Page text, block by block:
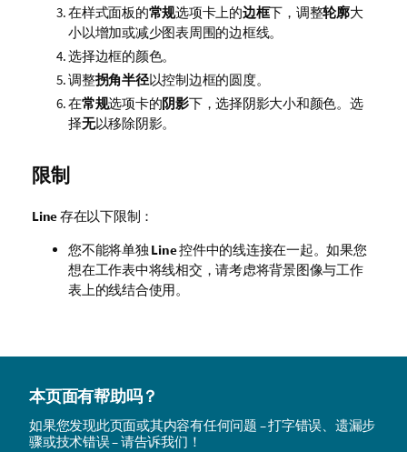
在样式面板的常规选项卡上的边框下，调整轮廓大
小以增加或减少图表周围的边框线。
选择边框的颜色。
调整拐角半径以控制边框的圆度。
在常规选项卡的阴影下，选择阴影大小和颜色。选
择无以移除阴影。
限制
Line存在以下限制：
您不能将单独 Line控件中的线连接在一起。如果您
想在工作表中将线相交，请考虑将背景图像与工作
表上的线结合使用。
本页面有帮助吗？
如果您发现此页面或其内容有任何问题 – 打字错误、遗漏步
骤或技术错误 – 请告诉我们！